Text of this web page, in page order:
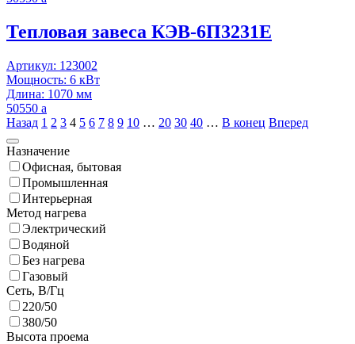
Тепловая завеса КЭВ-6П3231E
Артикул: 123002
Мощность: 6 кВт
Длина: 1070 мм
50550 a
Назад 1 2 3 4 5 6 7 8 9 10 … 20 30 40 … В конец Вперед
Назначение
Офисная, бытовая
Промышленная
Интерьерная
Метод нагрева
Электрический
Водяной
Без нагрева
Газовый
Сеть, В/Гц
220/50
380/50
Высота проема